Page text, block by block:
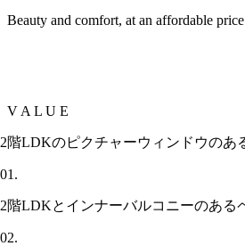
Beauty and comfort, at an affordable
V A L U E
2階LDKのピクチャーウィンドウのあ
01.
2階LDKとインナーバルコニーのある
02.